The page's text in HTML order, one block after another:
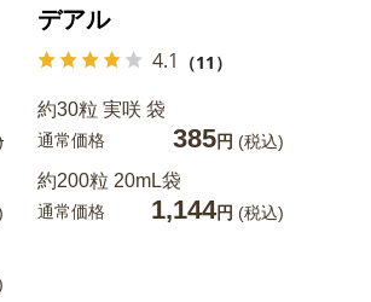
デアル
4.1
（11）
約30粒 実咲 袋
通常価格 385円 (税込)
約200粒 20mL袋
通常価格 1,144円 (税込)